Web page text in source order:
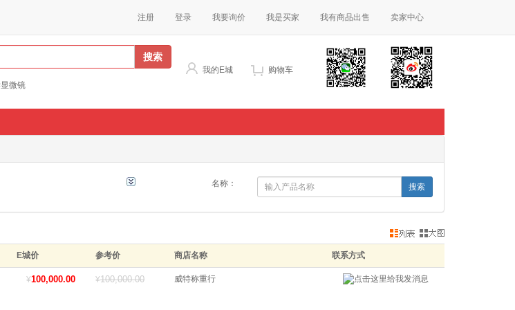
我要询价 我是买家 我有商品出售 卖家中心
注册 登录
搜索
微镜
我的E城 购物车
名称：
E城价 参考价 商店名称 联系方式
¥100,000.00 ¥100,000.00 威特称重行